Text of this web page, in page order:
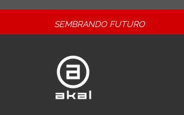
SEMBRANDO FUTURO